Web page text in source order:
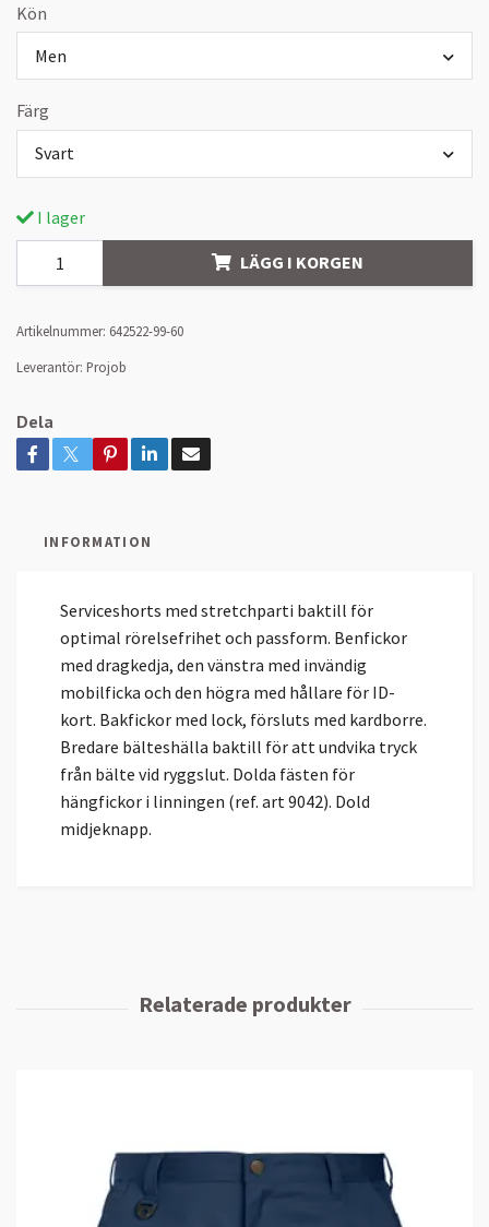
Kön
Men
Färg
Svart
I lager
LÄGG I KORGEN
Artikelnummer: 642522-99-60
Leverantör: Projob
Dela
INFORMATION
Serviceshorts med stretchparti baktill för
optimal rörelsefrihet och passform. Benfickor
med dragkedja, den vänstra med invändig
mobilficka och den högra med hållare för ID-
kort. Bakfickor med lock, försluts med kardborre.
Bredare bälteshälla baktill för att undvika tryck
från bälte vid ryggslut. Dolda fästen för
hängfickor i linningen (ref. art 9042). Dold
midjeknapp.